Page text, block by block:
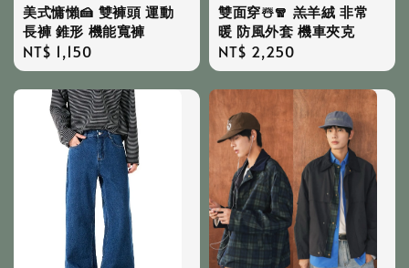
美式慵懶🍰 雙褲頭 運動
長褲 錐形 機能寬褲
Regular
price
NT$ 1,150
雙面穿☃️🧣 羔羊絨 非常
暖 防風外套 機車夾克
Regular
price
NT$ 2,250